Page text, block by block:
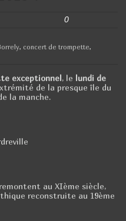
0
concert de trompette
exceptionnel, le lundi de
de la presque île du
la manche.
au XIème siècle,
reconstruite au 19ème